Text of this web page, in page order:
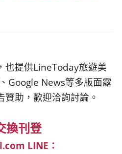
也提供LineToday旅遊美
Google News等多版面露
贊助，歡迎洽詢討論。
換刊登
LINE：